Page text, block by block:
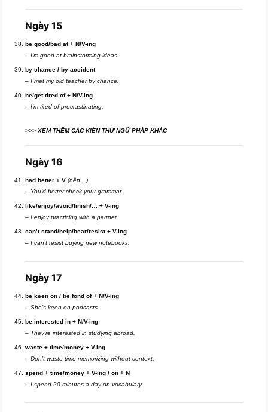
Ngày 15
be good/bad at + N/V-ing
–I’m good at brainstorming ideas.
by chance / by accident
–I met my old teacher by chance.
be/get tired of + N/V-ing
–I’m tired of procrastinating.
>>> XEM THÊM CÁC KIẾN THỨ NGỮ PHÁP KHÁC
Ngày 16
had better + V (nên…)
– You’d better check your grammar.
like/enjoy/avoid/finish/… + V-ing
–I enjoy practicing with a partner.
can’t stand/help/bear/resist + V-ing
–I can’t resist buying new notebooks.
Ngày 17
be keen on / be fond of + N/V-ing
–She’s keen on podcasts.
be interested in + N/V-ing
– They’re interested in studying abroad.
waste + time/money + V-ing
–Don’t waste time memorizing without context.
spend + time/money + V-ing / on + N
–I spend 20 minutes a day on vocabulary.